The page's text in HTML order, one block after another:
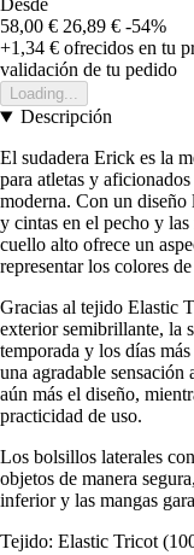
Desde
58,00 € 26,89 € -54%
+1,34 € ofrecidos en tu
validación de tu pedido
Loading...
Descripción
El sudadera Erick es la
para atletas y
moderna. Con un
y cintas en el pecho y
cuello alto ofrece un
representar los colores
Gracias al tejido Elastic
exterior semibrillante, la
temporada y los días
una agradable
aún más el diseño,
practicidad de uso.
Los bolsillos laterales
objetos de manera
inferior y las mangas
Tejido: Elastic Tricot